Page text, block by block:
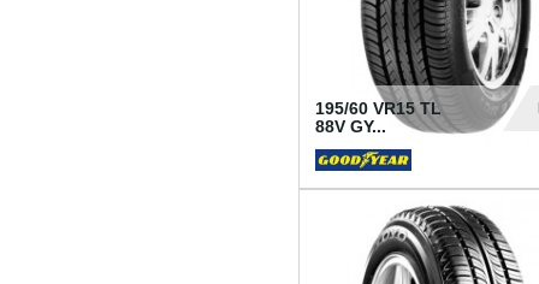
195/60 VR15 TL
88V GY...